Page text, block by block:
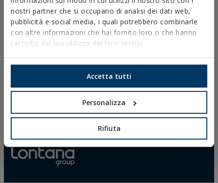
nostri partner che si occupano di analisi dei dati web,
pubblicità e social media, i quali potrebbero combinarle
con altre informazioni che hai fornito loro o che hanno
raccolto dal tuo utilizzo dei loro servizi.
Accetta tutti
Personalizza
Rifiuta
DOWNLOAD
SCHEDE TECNICHE
SCHEDE DI SICUREZZA
OMOLOGAZIONI
DOP
DOCUMENTI CAD
RISORSE CYPE